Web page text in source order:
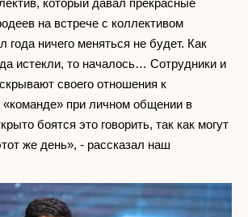
который давал прекрасные
на встрече с коллективом
года ничего меняться не будет. Как
истекли, то началось… Сотрудники и
своего отношения к
«команде» при личном общении в
боятся это говорить, так как могут
же день», - рассказал наш